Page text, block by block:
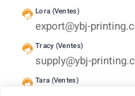
Lora (Ventes)
export@ybj-
Tracy (Ventes)
supply@ybj-
Tara (Ventes)